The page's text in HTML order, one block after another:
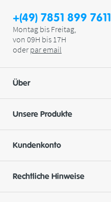
+(49) 7851 899 7611
Montag bis Freitag,
von 09H bis 17H
oder paremail
Über
Unsere Produkte
Kundenkonto
Rechtliche Hinweise